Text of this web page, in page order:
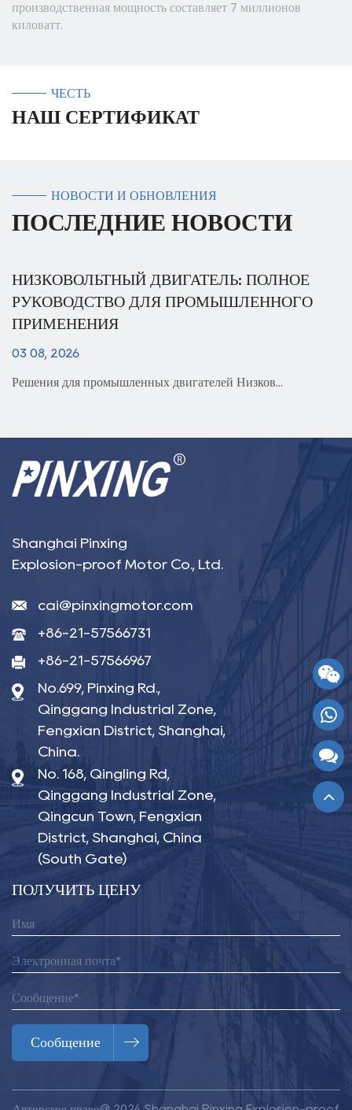
производственная мощность составляет 7 миллионов
киловатт.
ЧЕСТЬ
НАШ СЕРТИФИКАТ
НОВОСТИ И ОБНОВЛЕНИЯ
ПОСЛЕДНИЕ НОВОСТИ
ПОЛНОЕ
ПРОМЫШЛЕННОГО
Решения для промышленных двигателей Низков...
ВЫСОКОВОЛЬТНЫЙ
РУКОВОДСТВО
Shanghai Pinxing
Explosion-proof Motor Co., Ltd.
cai@pinxingmotor.com
+86-21-57566731
+86-21-57566967
No.699, Pinxing Rd.,
Qinggang Industrial Zone,
Fengxian District, Shanghai,
China.
No. 168, Qingling Rd,
Qinggang Industrial Zone,
Qingcun Town, Fengxian
District, Shanghai, China
(South Gate)
ПОЛУЧИТЬ ЦЕНУ
Сообщение